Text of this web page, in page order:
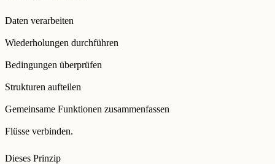
Daten verarbeiten
Wiederholungen durchführen
Bedingungen überprüfen
Strukturen aufteilen
Gemeinsame Funktionen zusammenfassen
Flüsse verbinden.
Dieses Prinzip